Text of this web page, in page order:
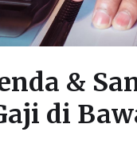
&
di